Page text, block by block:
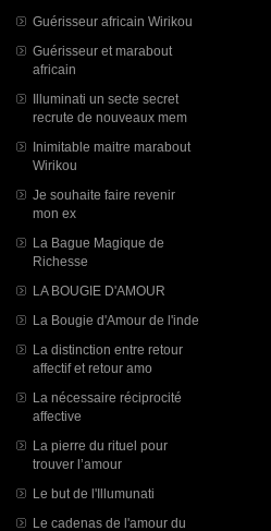
Guérisseur africain Wirikou
Guérisseur et marabout
africain
Illuminati un secte secret
recrute de nouveaux mem
Inimitable maitre marabout
Wirikou
Je souhaite faire revenir
mon ex
La Bague Magique de
Richesse
LA BOUGIE D'AMOUR
La Bougie d'Amour de l'inde
La distinction entre retour
affectif et retour amo
La nécessaire réciprocité
affective
La pierre du rituel pour
trouver l’amour
Le but de l'Illumunati
Le cadenas de l'amour du